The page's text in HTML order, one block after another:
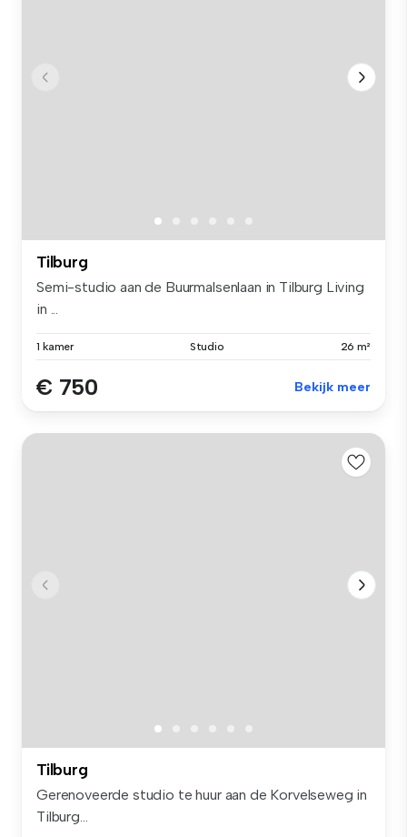
Tilburg
Semi-studio aan de Buurmalsenlaan in Tilburg Living
in ...
1 kamer Studio 26 m²
€ 750 Bekijk meer
Tilburg
Gerenoveerde studio te huur aan de Korvelseweg in
Tilburg...